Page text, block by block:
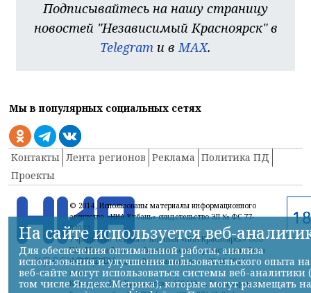
Подписывайтесь на нашу страницу
новостей "Независимый Красноярск" в
Telegram и в MAX.
Мы в популярных социальных сетях
Контакты Лента регионов Реклама Политика ПД
Проекты
© 2014, Использованы материалы информационного
агентства «НИА-Кубань» свидетельство ЭЛ № ФС 77-
52023
Учредитель сетевого издания «НИА-Красноярск» ООО
ИА «Медиа-Регион» Свидетельство о регистрации Эл №
ФС77-59710 выдано Роскомнадзором 30.10.2014
года
Контакты: Ниа-Красноярск | 660449, г. Красноярск, ул.
На сайте используется веб-
Для обеспечения оптимальной работы, анализа
использования и улучшения пользовательского опыта на
веб-сайте могут использоваться системы веб-аналитики
том числе Яндекс.Метрика), которые могут размещать на